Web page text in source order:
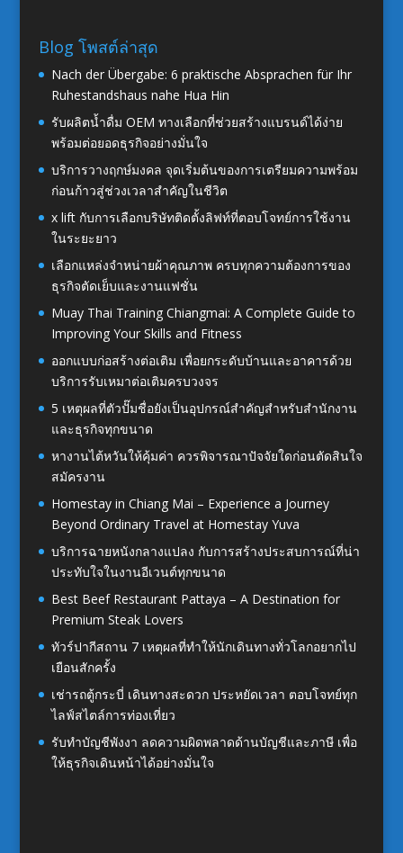
Blog โพสต์ล่าสุด
Nach der Übergabe: 6 praktische Absprachen für Ihr
Ruhestandshaus nahe Hua Hin
รับผลิตน้ำดื่ม OEM ทางเลือกที่ช่วยสร้างแบรนด์ได้ง่าย
พร้อมต่อยอดธุรกิจอย่างมั่นใจ
บริการวางฤกษ์มงคล จุดเริ่มต้นของการเตรียมความพร้อม
ก่อนก้าวสู่ช่วงเวลาสำคัญในชีวิต
x lift กับการเลือกบริษัทติดตั้งลิฟท์ที่ตอบโจทย์การใช้งาน
ในระยะยาว
เลือกแหล่งจำหน่ายผ้าคุณภาพ ครบทุกความต้องการของ
ธุรกิจตัดเย็บและงานแฟชั่น
Muay Thai Training Chiangmai: A Complete Guide to
Improving Your Skills and Fitness
ออกแบบก่อสร้างต่อเติม เพื่อยกระดับบ้านและอาคารด้วย
บริการรับเหมาต่อเติมครบวงจร
5 เหตุผลที่ตัวปั๊มชื่อยังเป็นอุปกรณ์สำคัญสำหรับสำนักงาน
และธุรกิจทุกขนาด
หางานไต้หวันให้คุ้มค่า ควรพิจารณาปัจจัยใดก่อนตัดสินใจ
สมัครงาน
Homestay in Chiang Mai – Experience a Journey
Beyond Ordinary Travel at Homestay Yuva
บริการฉายหนังกลางแปลง กับการสร้างประสบการณ์ที่น่า
ประทับใจในงานอีเวนต์ทุกขนาด
Best Beef Restaurant Pattaya – A Destination for
Premium Steak Lovers
ทัวร์ปากีสถาน 7 เหตุผลที่ทำให้นักเดินทางทั่วโลกอยากไป
เยือนสักครั้ง
เช่ารถตู้กระบี่ เดินทางสะดวก ประหยัดเวลา ตอบโจทย์ทุก
ไลฟ์สไตล์การท่องเที่ยว
รับทำบัญชีพังงา ลดความผิดพลาดด้านบัญชีและภาษี เพื่อ
ให้ธุรกิจเดินหน้าได้อย่างมั่นใจ